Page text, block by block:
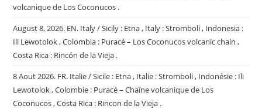
volcanique de Los Coconucos .
August 8, 2026. EN. Italy / Sicily : Etna , Italy : Stromboli , Indonesia :
Ili Lewotolok , Colombia : Puracé – Los Coconucos volcanic chain ,
Costa Rica : Rincón de la Vieja .
8 Aout 2026. FR. Italie / Sicile : Etna , Italie : Stromboli , Indonésie : Ili
Lewotolok , Colombie : Puracé – Chaîne volcanique de Los
Coconucos , Costa Rica : Rincon de la Vieja .